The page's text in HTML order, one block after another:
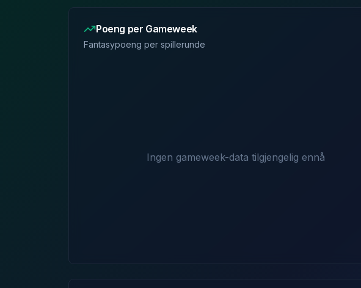
Poeng per Gameweek
Fantasypoeng per spillerunde
Ingen gameweek-data tilgjengelig ennå